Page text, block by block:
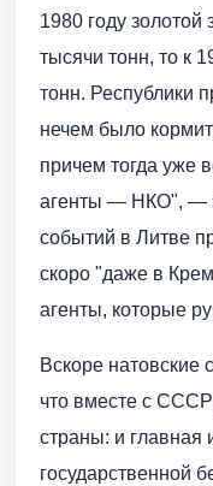
1980 году
тысячи тонн, то к
тонн. Республики
нечем было
причем тогда уже
агенты — НКО", —
событий в Литве
скоро "даже в
агенты, которые
Вскоре натовские
что вместе с
страны: и главная
государственной